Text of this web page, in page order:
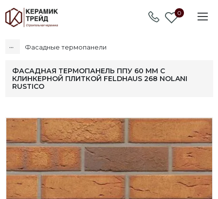
0
... Фасадные термопанели
ФАСАДНАЯ ТЕРМОПАНЕЛЬ ППУ 60 ММ С
КЛИНКЕРНОЙ ПЛИТКОЙ FELDHAUS 268 NOLANI
RUSTICO